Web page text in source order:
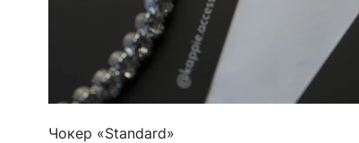
Чокер «Standard»